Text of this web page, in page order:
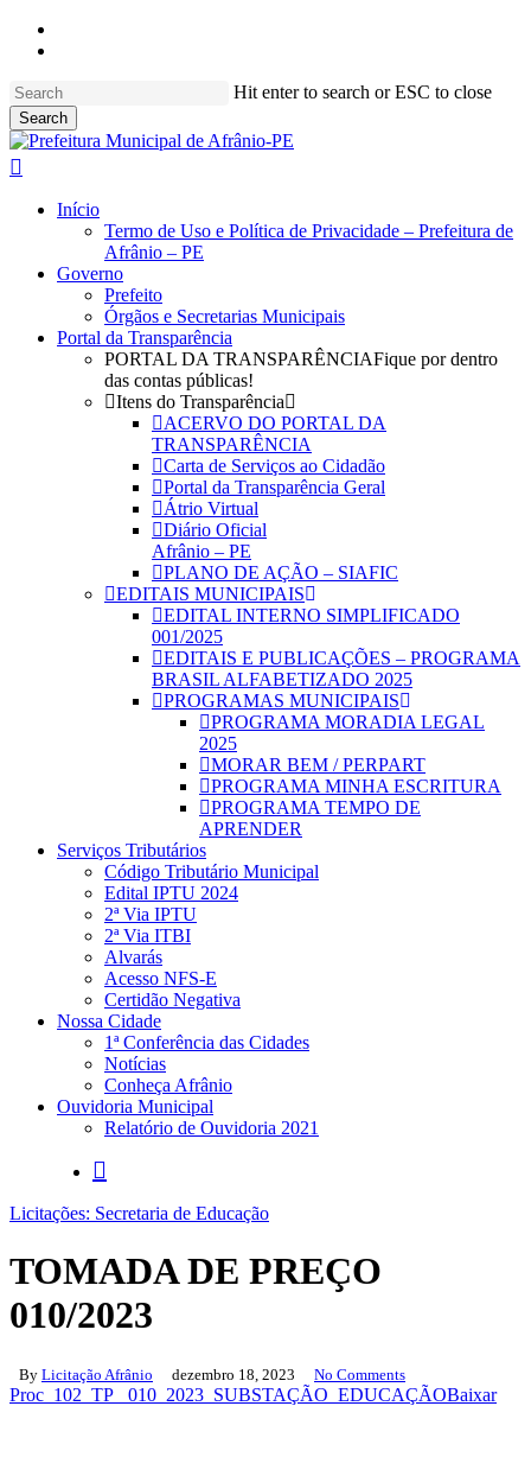
Skip
content
Hit enter to search or ESC to close
Search
Close
Search
Início
Termo de Uso e Política de Privacidade – Prefeitura de
Afrânio – PE
Governo
Prefeito
Órgãos e Secretarias Municipais
Portal da Transparência
PORTAL DA TRANSPARÊNCIAFique por dentro
das contas públicas!
Itens do Transparência
ACERVO DO PORTAL DA
TRANSPARÊNCIA
Carta de Serviços ao Cidadão
Portal da Transparência Geral
Átrio Virtual
Diário Oficial
Afrânio – PE
PLANO DE AÇÃO – SIAFIC
EDITAIS MUNICIPAIS
EDITAL INTERNO SIMPLIFICADO
001/2025
EDITAIS E PUBLICAÇÕES – PROGRAMA
BRASIL ALFABETIZADO 2025
PROGRAMAS MUNICIPAIS
PROGRAMA MORADIA LEGAL
2025
MORAR BEM / PERPART
PROGRAMA MINHA ESCRITURA
PROGRAMA TEMPO DE
APRENDER
Serviços Tributários
Código Tributário Municipal
Edital IPTU 2024
2ª Via IPTU
2ª Via ITBI
Alvarás
Acesso NFS-E
Certidão Negativa
Nossa Cidade
1ª Conferência das Cidades
Notícias
Conheça Afrânio
Ouvidoria Municipal
Relatório de Ouvidoria 2021
Licitações: Secretaria de Educação
TOMADA DE PREÇO
010/2023
By Licitação Afrânio dezembro 18, 2023 No Comments
Proc_102_TP_ 010_2023_SUBSTAÇÃO_EDUCAÇÃOBaixar